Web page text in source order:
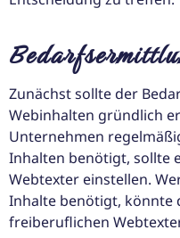
Zunächst sollte der
Webinhalten gründlich
Unternehmen
Inhalten benötigt, sollte
Webtexter einstellen.
Inhalte benötigt, könnte
freiberuflichen